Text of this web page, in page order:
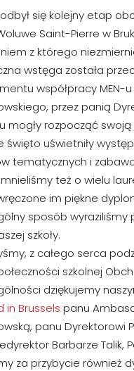
się kolejny etap
Saint-Pierre w
z którego
wstęga została
współpracy MEN-
przez panią
mogły rozpocząć
święto uświetniły
tematycznych i
też o wielu
im piękne
sposób
szkoły.
z całego serca
szkolnej
dziękujemy
in Brussels panu
panu Dyrektorowi
Barbarze Talik,
za przybycie również